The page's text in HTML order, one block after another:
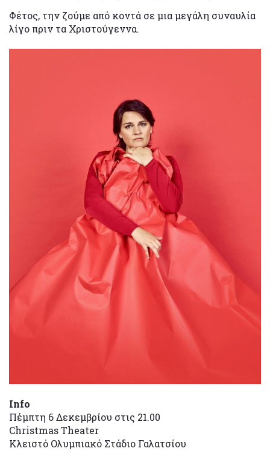
Φέτος, την ζούμε από κοντά σε μια μεγάλη συναυλία
λίγο πριν τα Χριστούγεννα.
Info
Πέμπτη 6 Δεκεμβρίου στις 21.00
Christmas Theater
Κλειστό Ολυμπιακό Στάδιο Γαλατσίου